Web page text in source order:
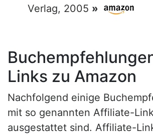
Verlag, 2005 »
Links zu Amazon
Nachfolgend einige
mit so genannten Affiliate-
ausgestattet sind. Affiliate-